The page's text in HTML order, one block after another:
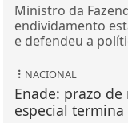
Ministro da
endividamento
e defendeu a
NACIONAL
Enade: prazo
especial termina